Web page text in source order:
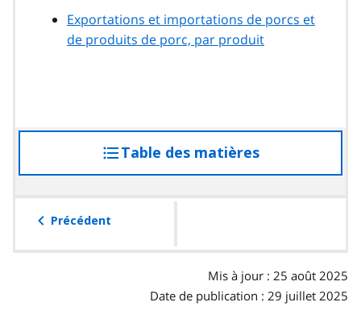
Exportations et importations de porcs et
de produits de porc, par produit
Table des matières
à
Précédent
Mis à jour : 25 août 2025
Date de publication : 29 juillet 2025